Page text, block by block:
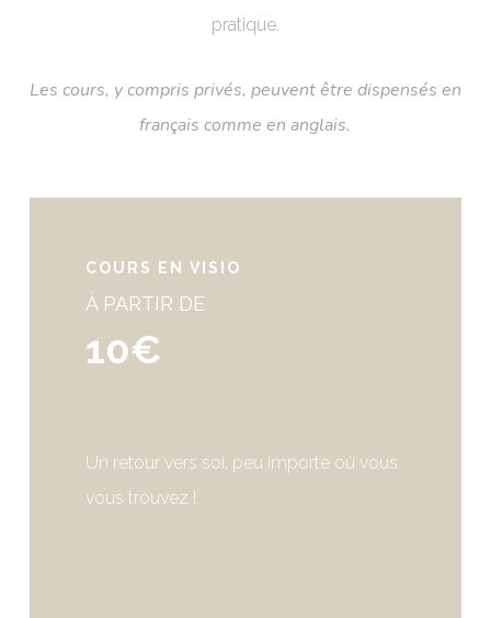
pratique.
Les cours, y compris privés, peuvent être dispensés en
français comme en anglais.
COURS EN VISIO
À PARTIR DE
10€
Un retour vers soi, peu importe où vous
vous trouvez !